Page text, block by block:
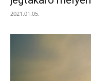
2021.01.05.